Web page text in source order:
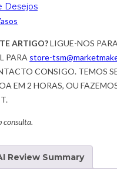
Desejos
ARTIGO?LIGUE-NOS
PARA store-
CONSIGO. TEMOS
EM 2 HORAS, OU
consulta.
Review Summary